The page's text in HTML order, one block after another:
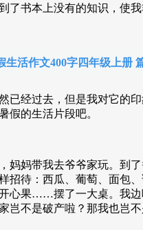
了书本上没有的知识，使我
生活作文400字四年级上册
经过去，但是我对它的印
假的生活片段吧。
妈带我去爷爷家玩。到了
招待：西瓜、葡萄、面包
心果……摆了一大桌。我边
岂不是破产啦？那我也岂